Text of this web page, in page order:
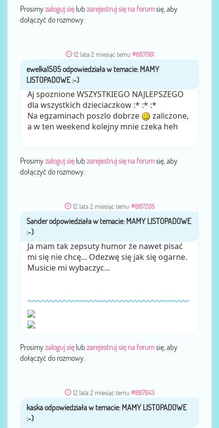
Prosimyzaloguj sięlub zarejestruj się na forumsię, aby
dołączyć do rozmowy.
12 lata 2 miesiąc temu #887061
przezewelka1505
Aj spoznione WSZYSTKIEGO NAJLEPSZEGO
dla wszystkich dzieciaczkow :* :* :*
Na egzaminach poszlo dobrze
zaliczone,
a w ten weekend kolejny mnie czeka heh
Prosimyzaloguj sięlub zarejestruj się na forumsię, aby
dołączyć do rozmowy.
12 lata 2 miesiąc temu #887205
przezSander
Ja mam tak zepsuty humor że nawet pisać
mi się nie chcę... Odezwę się jak się ogarne.
Musicie mi wybaczyc...
Prosimyzaloguj sięlub zarejestruj się na forumsię, aby
dołączyć do rozmowy.
12 lata 2 miesiąc temu #887643
przezkaska